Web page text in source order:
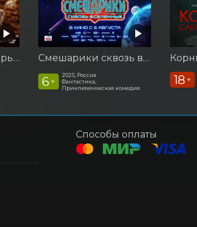
Последний богатырь. Колобок Смешарики сквозь вселенные
6 +
2025, Россия
Фантастика,
Приключенческая комедия
18 +
Способы оплаты